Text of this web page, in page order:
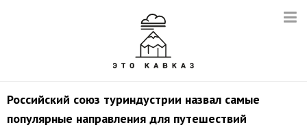
Российский союз туриндустрии назвал самые
популярные направления для путешествий